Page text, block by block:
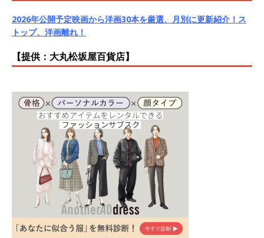
2026年公開予定映画から洋画30本を厳選、月別に更新紹介！ス
トップ、洋画離れ！
【提供：大丸松坂屋百貨店】